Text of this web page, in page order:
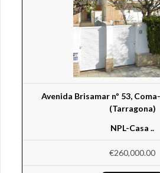
Avenida Brisamar nº 53,
(Tarragona)
NPL-Casa ..
€260,000.00